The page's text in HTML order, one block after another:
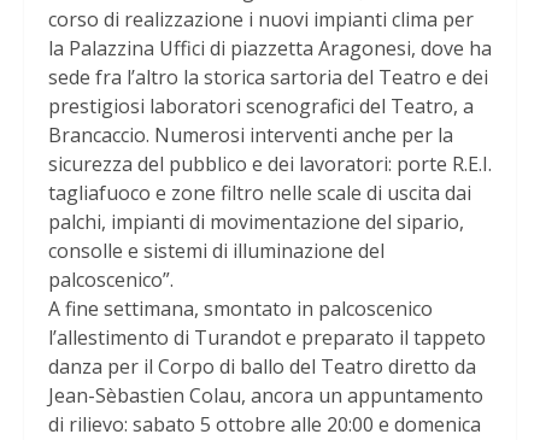
corso di realizzazione i nuovi impianti clima per
la Palazzina Uffici di piazzetta Aragonesi, dove ha
sede fra l’altro la storica sartoria del Teatro e dei
prestigiosi laboratori scenografici del Teatro, a
Brancaccio. Numerosi interventi anche per la
sicurezza del pubblico e dei lavoratori: porte R.E.I.
tagliafuoco e zone filtro nelle scale di uscita dai
palchi, impianti di movimentazione del sipario,
consolle e sistemi di illuminazione del
palcoscenico”.
A fine settimana, smontato in palcoscenico
l’allestimento di Turandot e preparato il tappeto
danza per il Corpo di ballo del Teatro diretto da
Jean-Sèbastien Colau, ancora un appuntamento
di rilievo: sabato 5 ottobre alle 20:00 e domenica